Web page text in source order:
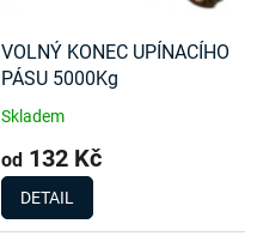
VOLNÝ KONEC UPÍNACÍHO
PÁSU 5000Kg
Skladem
od 132 Kč
DETAIL